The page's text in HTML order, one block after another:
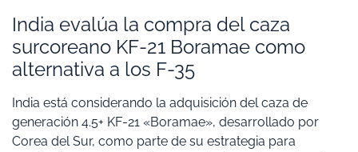
India evalúa la compra del caza
surcoreano KF-21 Boramae como
alternativa a los F-35
India está considerando la adquisición del caza de
generación 4.5+ KF-21 «Boramae», desarrollado por
Corea del Sur, como parte de su estrategia para